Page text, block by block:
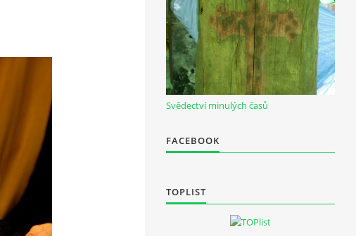
Svědectví minulých časů
FACEBOOK
TOPLIST